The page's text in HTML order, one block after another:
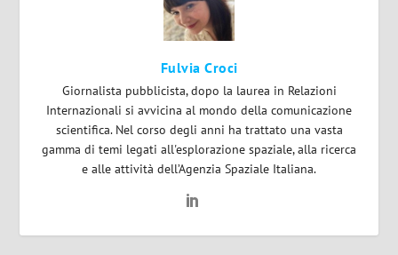
Fulvia Croci
Giornalista pubblicista, dopo la laurea in Relazioni
Internazionali si avvicina al mondo della comunicazione
scientifica. Nel corso degli anni ha trattato una vasta
gamma di temi legati all'esplorazione spaziale, alla ricerca
e alle attività dell’Agenzia Spaziale Italiana.